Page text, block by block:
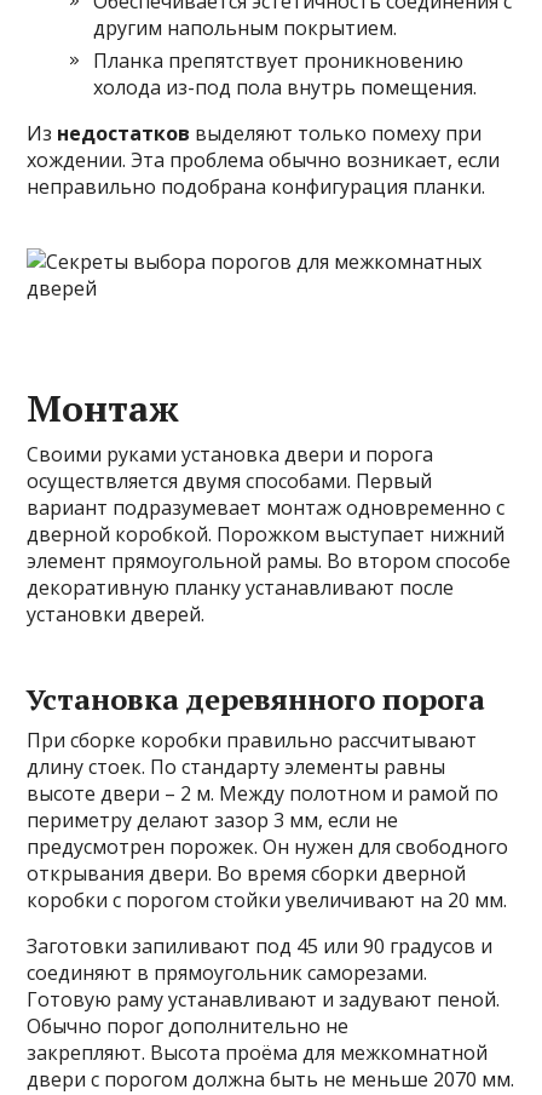
другим напольным покрытием.
Планка препятствует проникновению
холода из-под пола внутрь помещения.
Из недостатков выделяют только помеху при
хождении. Эта проблема обычно возникает, если
неправильно подобрана конфигурация планки.
Монтаж
Своими руками установка двери и порога
осуществляется двумя способами. Первый
вариант подразумевает монтаж одновременно с
дверной коробкой. Порожком выступает нижний
элемент прямоугольной рамы. Во втором способе
декоративную планку устанавливают после
установки дверей.
Установка деревянного порога
При сборке коробки правильно рассчитывают
длину стоек. По стандарту элементы равны
высоте двери – 2 м. Между полотном и рамой по
периметру делают зазор 3 мм, если не
предусмотрен порожек. Он нужен для свободного
открывания двери. Во время сборки дверной
коробки с порогом стойки увеличивают на 20 мм.
Заготовки запиливают под 45 или 90 градусов и
соединяют в прямоугольник саморезами.
Готовую раму устанавливают и задувают пеной.
Обычно порог дополнительно не
закрепляют. Высота проёма для межкомнатной
двери с порогом должна быть не меньше 2070 мм.